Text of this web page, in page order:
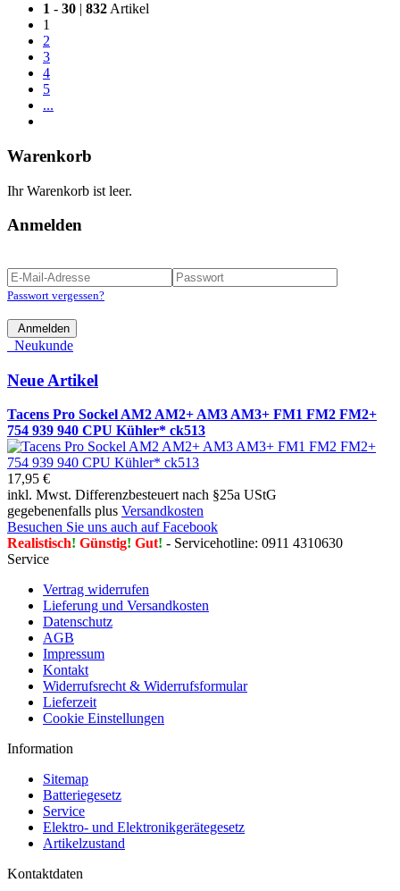
1 - 30 | 832 Artikel
1
2
3
4
5
...
Warenkorb
Ihr Warenkorb ist leer.
Anmelden
Passwort vergessen?
Anmelden
Neukunde
Neue Artikel
Tacens Pro Sockel AM2 AM2+ AM3 AM3+ FM1 FM2 FM2+
754 939 940 CPU Kühler* ck513
17,95 €
inkl. Mwst. Differenzbesteuert nach §25a UStG
gegebenenfalls plus Versandkosten
Besuchen Sie uns auch auf Facebook
Realistisch! Günstig! Gut! - Servicehotline: 0911 4310630
Service
Vertrag widerrufen
Lieferung und Versandkosten
Datenschutz
AGB
Impressum
Kontakt
Widerrufsrecht & Widerrufsformular
Lieferzeit
Cookie Einstellungen
Information
Sitemap
Batteriegesetz
Service
Elektro- und Elektronikgerätegesetz
Artikelzustand
Kontaktdaten